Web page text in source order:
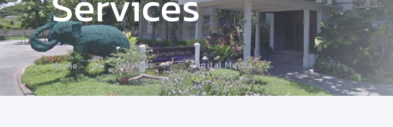
Home Services Digital Media